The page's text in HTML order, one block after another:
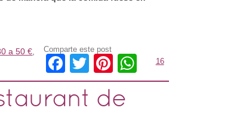
a 50 € Comparte este post
Facebook
TwitterPinterest
WhatsApp
16
de